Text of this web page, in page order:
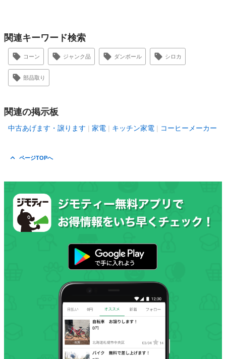
関連キーワード検索
コーン ジャンク品 ダンボール シロカ
部品取り
関連の掲示板
中古あげます・譲ります 家電 キッチン家電 コーヒーメーカー
ページTOPへ